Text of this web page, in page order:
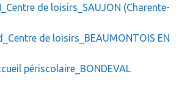
de loisirs_SAUJON (Charente-
de loisirs_BEAUMONTOIS EN
périscolaire_BONDEVAL